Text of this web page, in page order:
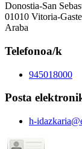
Donostia-San
01010 Vitoria-
Araba
Telefonoa/k
945018000
Posta
h-